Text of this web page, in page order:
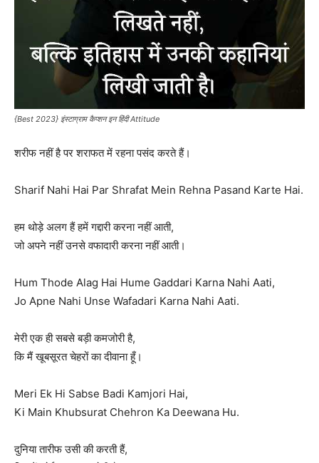
{Best 2023} इंस्टाग्राम कैप्शन इन हिंदी Attitude
शरीफ नहीं है पर शराफत में रहना पसंद करते हैं।
Sharif Nahi Hai Par Shrafat Mein Rehna Pasand Karte Hai.
हम थोड़े अलग हैं हमें गद्दारी करना नहीं आती,
जो अपने नहीं उनसे वफादारी करना नहीं आती।
Hum Thode Alag Hai Hume Gaddari Karna Nahi Aati,
Jo Apne Nahi Unse Wafadari Karna Nahi Aati.
मेरी एक ही सबसे बड़ी कमजोरी है,
कि मैं खूबसूरत चेहरों का दीवाना हूँ।
Meri Ek Hi Sabse Badi Kamjori Hai,
Ki Main Khubsurat Chehron Ka Deewana Hu.
दुनिया तारीफ उसी की करती हैं,